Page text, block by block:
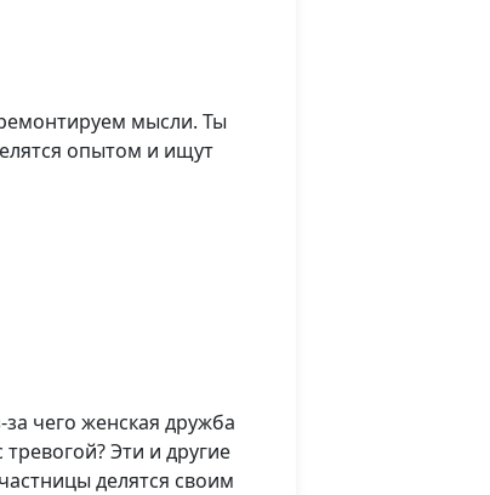
мысли. Ты
опытом и ищут
чего женская дружба
Эти и другие
делятся своим